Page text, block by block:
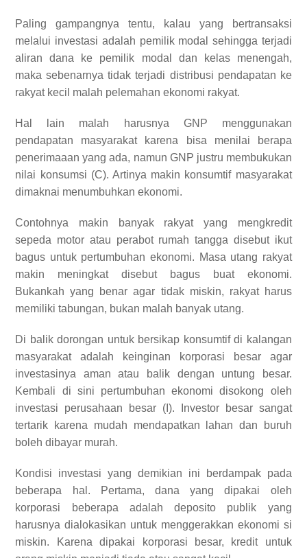
Paling gampangnya tentu, kalau yang bertransaksi
melalui investasi adalah pemilik modal sehingga terjadi
aliran dana ke pemilik modal dan kelas menengah,
maka sebenarnya tidak terjadi distribusi pendapatan ke
rakyat kecil malah pelemahan ekonomi rakyat.
Hal lain malah harusnya GNP menggunakan
pendapatan masyarakat karena bisa menilai berapa
penerimaaan yang ada, namun GNP justru membukukan
nilai konsumsi (C). Artinya makin konsumtif masyarakat
dimaknai menumbuhkan ekonomi.
Contohnya makin banyak rakyat yang mengkredit
sepeda motor atau perabot rumah tangga disebut ikut
bagus untuk pertumbuhan ekonomi. Masa utang rakyat
makin meningkat disebut bagus buat ekonomi.
Bukankah yang benar agar tidak miskin, rakyat harus
memiliki tabungan, bukan malah banyak utang.
Di balik dorongan untuk bersikap konsumtif di kalangan
masyarakat adalah keinginan korporasi besar agar
investasinya aman atau balik dengan untung besar.
Kembali di sini pertumbuhan ekonomi disokong oleh
investasi perusahaan besar (I). Investor besar sangat
tertarik karena mudah mendapatkan lahan dan buruh
boleh dibayar murah.
Kondisi investasi yang demikian ini berdampak pada
beberapa hal. Pertama, dana yang dipakai oleh
korporasi beberapa adalah deposito publik yang
harusnya dialokasikan untuk menggerakkan ekonomi si
miskin. Karena dipakai korporasi besar, kredit untuk